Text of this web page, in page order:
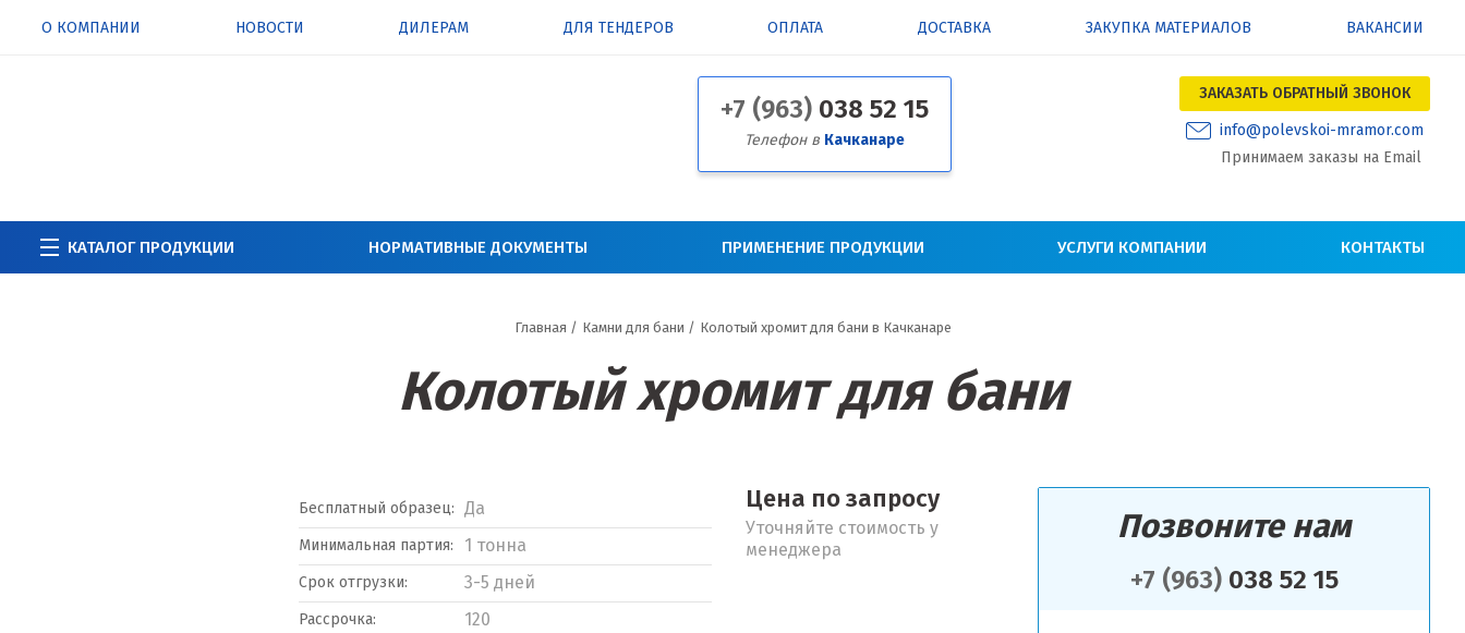
О КОМПАНИИ НОВОСТИ ДИЛЕРАМ ДЛЯ ТЕНДЕРОВ ОПЛАТА ДОСТАВКА ЗАКУПКА МАТЕРИАЛОВ ВАКАНСИИ
+7 (963) 038 52 15
Телефон в Качканаре
ЗАКАЗАТЬ ОБРАТНЫЙ ЗВОНОК
info@polevskoi-mramor.com
Принимаем заказы на Email
КАТАЛОГ ПРОДУКЦИИ НОРМАТИВНЫЕ ДОКУМЕНТЫ ПРИМЕНЕНИЕ ПРОДУКЦИИ УСЛУГИ КОМПАНИИ КОНТАКТЫ
Главная / Камни для бани / Колотый хромит для бани в Качканаре
Колотый хромит для бани
Позвоните нам
+7 (963)038 52 15
Бесплатный образец: Да
Минимальная партия: 1 тонна
Срок отгрузки: 3-5 дней
Рассрочка: 120
Цена по запросу
Уточняйте стоимость у
менеджера